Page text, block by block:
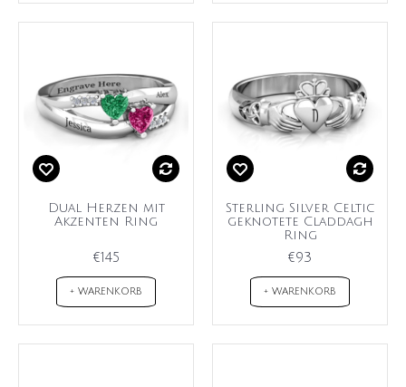
Dual Herzen mit
Akzenten Ring
€145
+ WARENKORB
Sterling Silver Celtic
geknotete Claddagh
Ring
€93
+ WARENKORB